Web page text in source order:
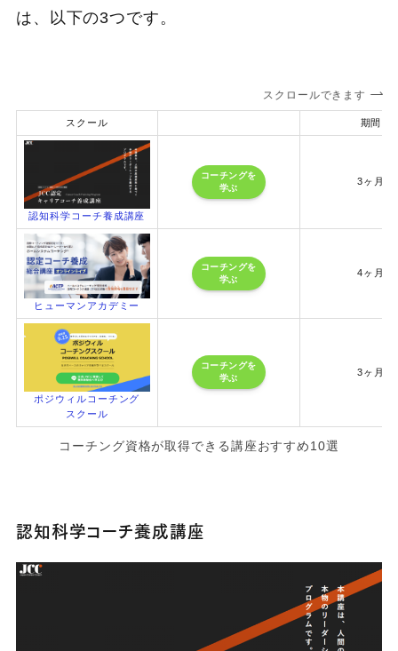
は、以下の3つです。
スクロールできます
スクール 期間
認知科学コーチ養成講座
コーチングを
学ぶ
3ヶ月
ヒューマンアカデミー
コーチングを
学ぶ
4ヶ月
ポジウィルコーチング
スクール
コーチングを
学ぶ
3ヶ月
コーチング資格が取得できる講座おすすめ10選
認知科学コーチ養成講座